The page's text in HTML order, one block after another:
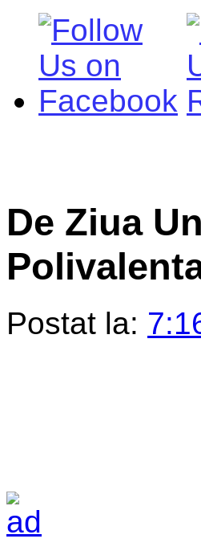
De Ziua
Postat la: